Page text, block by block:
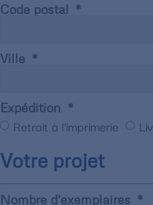
Code postal
Ville
Expédition
Retrait à l'imprimerie
Votre projet
Nombre d'exemplaires